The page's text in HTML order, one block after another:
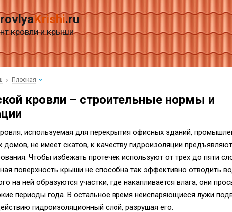
Krishi.ru
кровли и крыши
Плоская
кровли – строительные нормы и
используемая для перекрытия офисных зданий,
не имеет скатов, к качеству гидроизоляции предъявляют
Чтобы избежать протечек используют от трех до пяти
поверхность крыши не способна так эффективно отводить
на ней образуются участки, где накапливается влага, они
периоды года. В остальное время неиспаряющиеся лужи
гидроизоляционный слой, разрушая его.